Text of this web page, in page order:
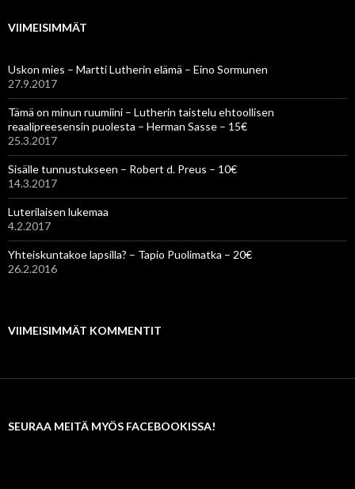
VIIMEISIMMÄT
Uskon mies – Martti Lutherin elämä – Eino Sormunen
27.9.2017
Tämä on minun ruumiini – Lutherin taistelu ehtoollisen
reaalipreesensin puolesta – Herman Sasse – 15€
25.3.2017
Sisälle tunnustukseen – Robert d. Preus – 10€
14.3.2017
Luterilaisen lukemaa
4.2.2017
Yhteiskuntakoe lapsilla? – Tapio Puolimatka – 20€
26.2.2016
VIIMEISIMMÄT KOMMENTIT
SEURAA MEITÄ MYÖS FACEBOOKISSA!